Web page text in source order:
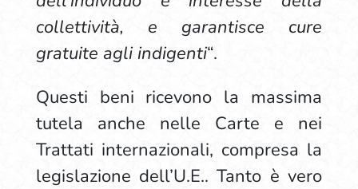
collettività, e garantisce cure
gratuite agli indigenti“.
Questi beni ricevono la massima
tutela anche nelle Carte e nei
Trattati internazionali, compresa la
legislazione dell’U.E.. Tanto è vero